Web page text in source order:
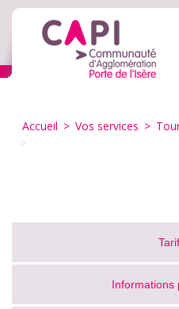
Accueil > Vos services >
>
Informations